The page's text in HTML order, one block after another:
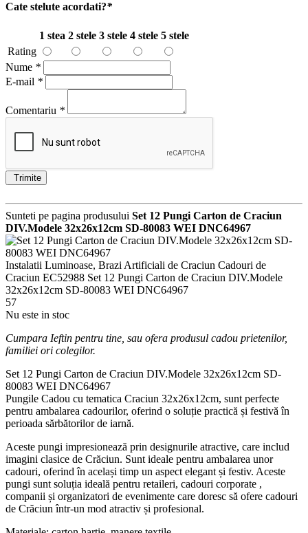
Cate stelute acordati?*
1 stea 2 stele 3 stele 4 stele 5 stele
Rating
Nume *
E-mail *
Comentariu *
Trimite
Sunteti pe pagina produsului Set 12 Pungi Carton de Craciun
DIV.Modele 32x26x12cm SD-80083 WEI DNC64967
Instalatii Luminoase, Brazi Artificiali de Craciun Cadouri de
Craciun EC52988 Set 12 Pungi Carton de Craciun DIV.Modele
32x26x12cm SD-80083 WEI DNC64967
57
Nu este in stoc
Cumpara Ieftin pentru tine, sau ofera produsul cadou prietenilor,
familiei ori colegilor.
Set 12 Pungi Carton de Craciun DIV.Modele 32x26x12cm SD-
80083 WEI DNC64967
Pungile Cadou cu tematica Craciun 32x26x12cm, sunt perfecte
pentru ambalarea cadourilor, oferind o soluție practică și festivă în
perioada sărbătorilor de iarnă.
Aceste pungi impresionează prin designurile atractive, care includ
imagini clasice de Crăciun. Sunt ideale pentru ambalarea unor
cadouri, oferind în același timp un aspect elegant și festiv. Aceste
pungi sunt soluția ideală pentru retaileri, cadouri corporate ,
companii și organizatori de evenimente care doresc să ofere cadouri
de Crăciun într-un mod atractiv și profesional.